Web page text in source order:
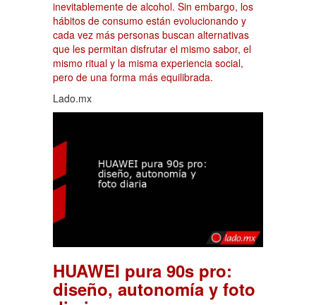
inevitablemente de alcohol. Sin embargo, los
hábitos de consumo están evolucionando y
cada vez más personas buscan alternativas
que les permitan disfrutar el mismo sabor, el
mismo ritual y la misma experiencia social,
pero de una forma más equilibrada.
Lado.mx
HUAWEI pura 90s pro:
diseño, autonomía y foto